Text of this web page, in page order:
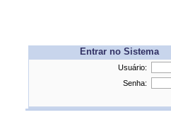
Entrar no Sistema
Usuário:
Senha: